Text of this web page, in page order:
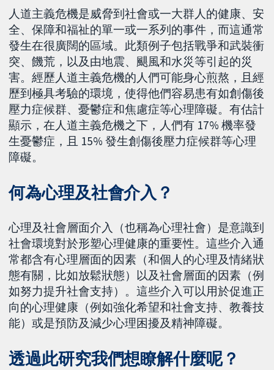
人道主義危機是威脅到社會或一大群人的健康、安
全、保障和福祉的單一或一系列的事件，而這通常
發生在很廣闊的區域。此類例子包括戰爭和武裝衝
突、饑荒，以及由地震、颶風和水災等引起的災
害。經歷人道主義危機的人們可能身心煎熬，且經
歷到極具考驗的環境，使得他們容易患有如創傷後
壓力症候群、憂鬱症和焦慮症等心理障礙。有估計
顯示，在人道主義危機之下，人們有 17% 機率發
生憂鬱症，且 15% 發生創傷後壓力症候群等心理
障礙。
何為心理及社會介入？
心理及社會層面介入（也稱為心理社會）是意識到
社會環境對於形塑心理健康的重要性。這些介入通
常都含有心理層面的因素（和個人的心理及情緒狀
態有關，比如放鬆狀態）以及社會層面的因素（例
如努力提升社會支持）。這些介入可以用於促進正
向的心理健康（例如強化希望和社會支持、教養技
能）或是預防及減少心理困擾及精神障礙。
透過此研究我們想瞭解什麼呢？